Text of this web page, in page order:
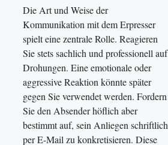
Die Art und Weise der
Kommunikation mit dem Erpresser
spielt eine zentrale Rolle. Reagieren
Sie stets sachlich und professionell auf
Drohungen. Eine emotionale oder
aggressive Reaktion könnte später
gegen Sie verwendet werden. Fordern
Sie den Absender höflich aber
bestimmt auf, sein Anliegen schriftlich
per E-Mail zu konkretisieren. Diese